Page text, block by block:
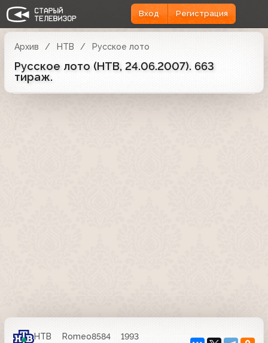
Вход Регистрация
Архив НТВ Русское лото
Русское лото (НТВ, 24.06.2007). 663
тираж.
НТВ Romeo8584
1993